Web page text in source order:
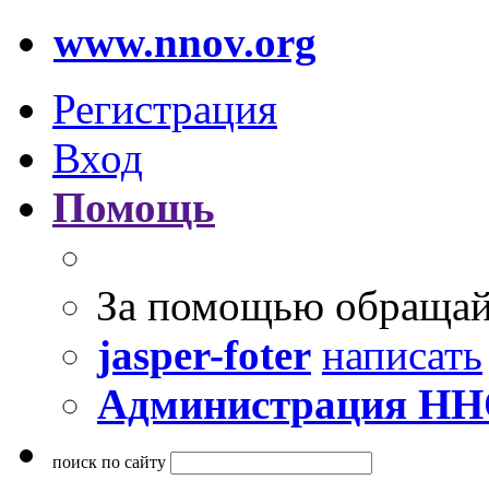
www.nnov.org
Регистрация
Вход
Помощь
За помощью
jasper-foter написать
Администрация
поиск по сайту